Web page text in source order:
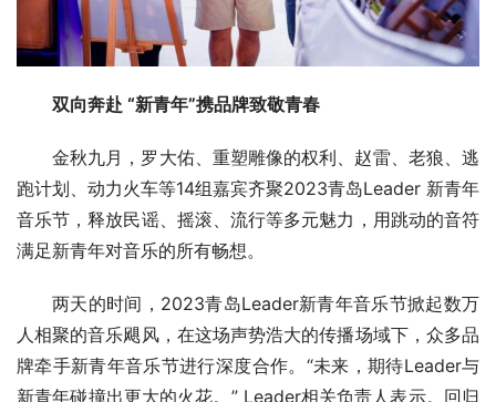
双向奔赴 “新青年”携品牌致敬青春
金秋九月，罗大佑、重塑雕像的权利、赵雷、老狼、逃
跑计划、动力火车等14组嘉宾齐聚2023青岛Leader 新青年
音乐节，释放民谣、摇滚、流行等多元魅力，用跳动的音符
满足新青年对音乐的所有畅想。
两天的时间，2023青岛Leader新青年音乐节掀起数万
人相聚的音乐飓风，在这场声势浩大的传播场域下，众多品
牌牵手新青年音乐节进行深度合作。“未来，期待Leader与
新青年碰撞出更大的火花。” Leader相关负责人表示。回归